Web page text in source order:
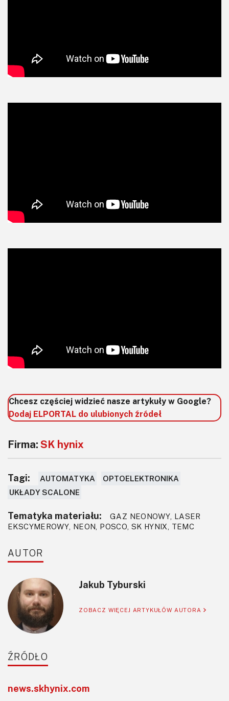
Chcesz częściej widzieć nasze artykuły w Google?
Dodaj ELPORTAL do ulubionych źródeł
Firma: SK hynix
Tagi: AUTOMATYKA
OPTOELEKTRONIKA
UKŁADY SCALONE
Tematyka materiału:
GAZ NEONOWY, LASER
EKSCYMEROWY, NEON, POSCO, SK HYNIX, TEMC
AUTOR
Jakub Tyburski
ZOBACZ WIĘCEJ ARTYKUŁÓW AUTORA
ŹRÓDŁO
news.skhynix.com